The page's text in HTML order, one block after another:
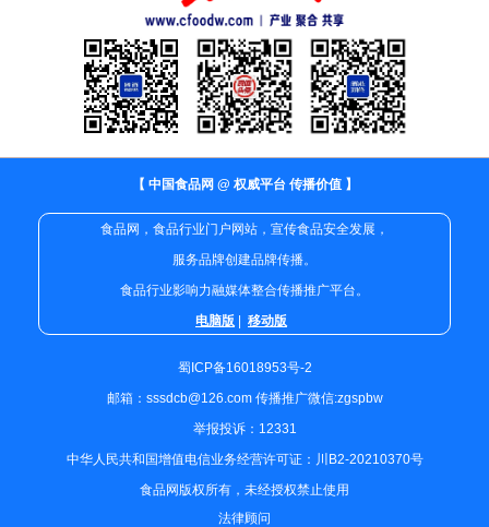
【 中国食品网 @ 权威平台 传播价值 】
食品网，食品行业门户网站，宣传食品安全发展，
服务品牌创建品牌传播。
食品行业影响力融媒体整合传播推广平台。
电脑版
移动版
蜀ICP备16018953号-2
邮箱：sssdcb@126.com 传播推广微信:zgspbw
举报投诉：12331
中华人民共和国增值电信业务经营许可证：川B2-20210370号
食品网版权所有，未经授权禁止使用
法律顾问